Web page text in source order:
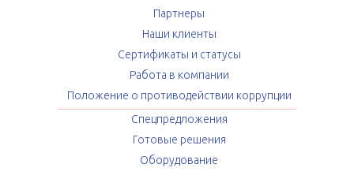
Партнеры
Наши клиенты
Сертификаты и статусы
Работа в компании
Положение о противодействии коррупции
Спецпредложения
Готовые решения
Оборудование